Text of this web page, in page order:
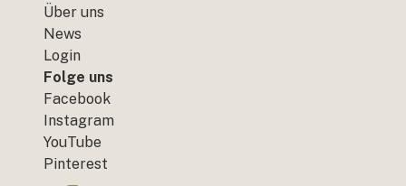
Über uns
News
Login
Folge uns
Facebook
Instagram
YouTube
Pinterest